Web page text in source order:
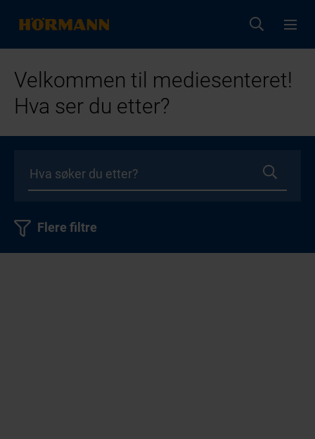
Velkommen til mediesenteret!
Hva ser du etter?
Flere filtre